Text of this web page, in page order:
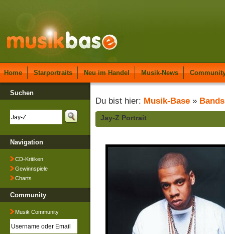
Home Starportraits Neu im Handel Musik-News
Suchen
Navigation
CD-Kritiken
Gewinnspiele
Charts
Community
Musik Community
Du bist hier: Musik-Base » Bands
Jay-Z Portrait